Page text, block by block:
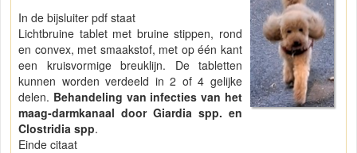
In de bijsluiter pdf staat
Lichtbruine tablet met bruine stippen, rond
en convex, met smaakstof, met op één kant
een kruisvormige breuklijn. De tabletten
kunnen worden verdeeld in 2 of 4 gelijke
delen. Behandeling van infecties van het
maag-darmkanaal door Giardia spp. en
Clostridia spp.
Einde citaat